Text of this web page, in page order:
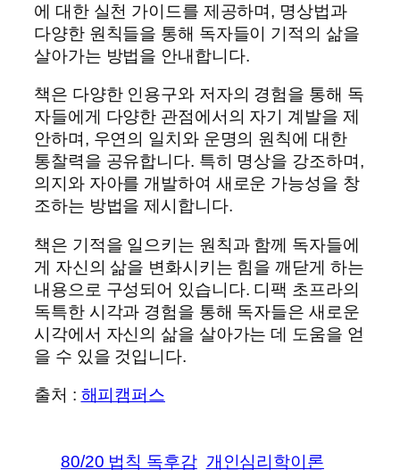
에 대한 실천 가이드를 제공하며, 명상법과
다양한 원칙들을 통해 독자들이 기적의 삶을
살아가는 방법을 안내합니다.
책은 다양한 인용구와 저자의 경험을 통해 독
자들에게 다양한 관점에서의 자기 계발을 제
안하며, 우연의 일치와 운명의 원칙에 대한
통찰력을 공유합니다. 특히 명상을 강조하며,
의지와 자아를 개발하여 새로운 가능성을 창
조하는 방법을 제시합니다.
책은 기적을 일으키는 원칙과 함께 독자들에
게 자신의 삶을 변화시키는 힘을 깨닫게 하는
내용으로 구성되어 있습니다. 디팩 초프라의
독특한 시각과 경험을 통해 독자들은 새로운
시각에서 자신의 삶을 살아가는 데 도움을 얻
을 수 있을 것입니다.
출처 : 해피캠퍼스
80/20 법칙 독후감 개인심리학이론